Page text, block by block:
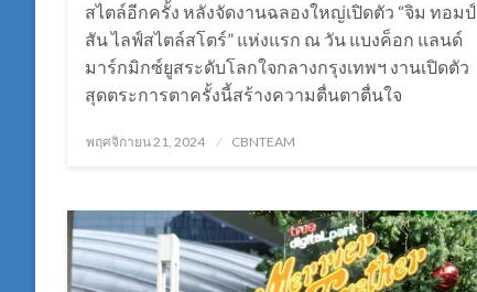
สไตล์อีกครั้ง หลังจัดงานฉลองใหญ่เปิดตัว “จิม ทอมป์
สัน ไลฟ์สไตล์สโตร์” แห่งแรก ณ วัน แบงค็อก แลนด์
มาร์กมิกซ์ยูสระดับโลกใจกลางกรุงเทพฯ งานเปิดตัว
สุดตระการตาครั้งนี้สร้างความตื่นตาตื่นใจ
Posted
พฤศจิกายน 21, 2024 CBNTEAM